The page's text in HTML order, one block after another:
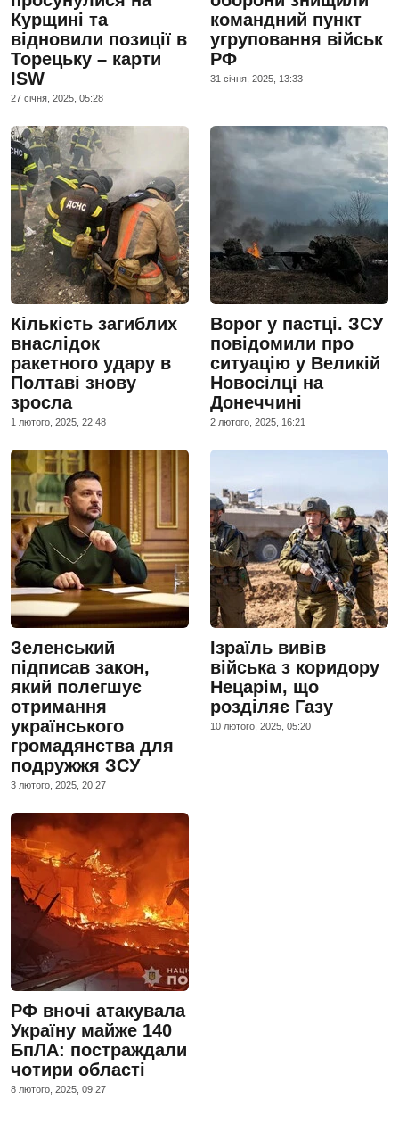
Курщині та
відновили позиції в
Торецьку – карти
ISW
27 сiчня, 2025, 05:28
командний пункт
угруповання військ
РФ
31 сiчня, 2025, 13:33
Кількість загиблих
внаслідок
ракетного удару в
Полтаві знову
зросла
1 лютого, 2025, 22:48
Ворог у пастці. ЗСУ
повідомили про
ситуацію у Великій
Новосілці на
Донеччині
2 лютого, 2025, 16:21
Зеленський
підписав закон,
який полегшує
отримання
українського
громадянства для
подружжя ЗСУ
3 лютого, 2025, 20:27
Ізраїль вивів
війська з коридору
Нецарім, що
розділяє Газу
10 лютого, 2025, 05:20
РФ вночі атакувала
Україну майже 140
БпЛА: постраждали
чотири області
8 лютого, 2025, 09:27